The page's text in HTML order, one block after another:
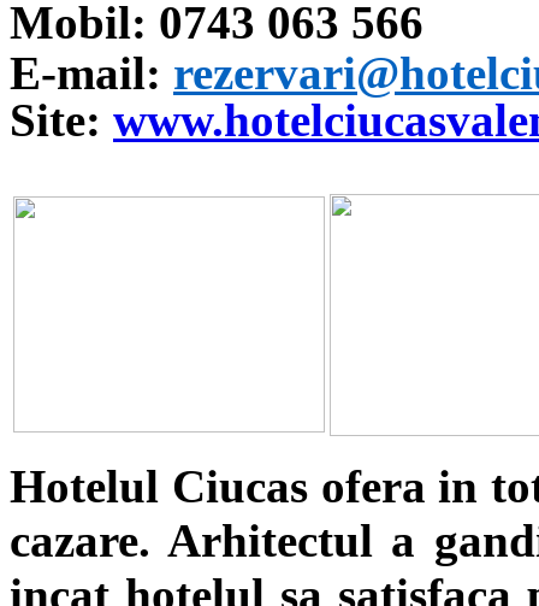
Mobil: 0743 063 566
E-mail:
Site:
Hotelul Ciucas ofera in
cazare. Arhitectul a
incat hotelul sa